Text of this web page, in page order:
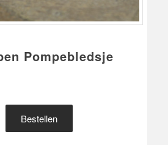
Pompebledsje
Bestellen